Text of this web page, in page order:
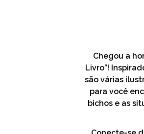
Chegou a
Livro”!
são várias
para você
bichos e as